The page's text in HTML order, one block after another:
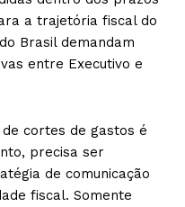
a trajetória fiscal do
Brasil demandam
entre Executivo e
cortes de gastos é
precisa ser
de comunicação
fiscal. Somente